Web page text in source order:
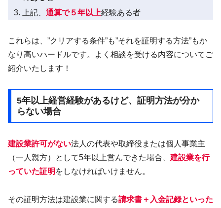
上記、通算で５年以上経験ある者
これらは、”クリアする条件”も”それを証明する方法”もか
なり高いハードルです。よく相談を受ける内容についてご
紹介いたします！
5年以上経営経験があるけど、証明方法が分か
らない場合
建設業許可がない法人の代表や取締役または個人事業主
（一人親方）として5年以上営んできた場合、 建設業を行
っていた証明 をしなければいけません。
その証明方法は建設業に関する請求書＋入金記録といった